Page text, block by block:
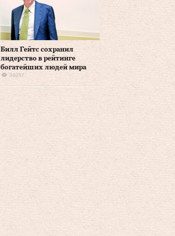
Билл Гейтс сохранил
лидерство в рейтинге
богатейших людей мира
34037